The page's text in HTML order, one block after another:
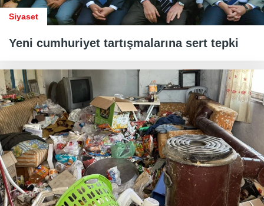
Siyaset
Yeni cumhuriyet tartışmalarına sert tepki